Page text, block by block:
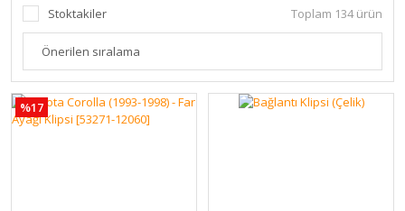
Stoktakiler Toplam 134 ürün
%17